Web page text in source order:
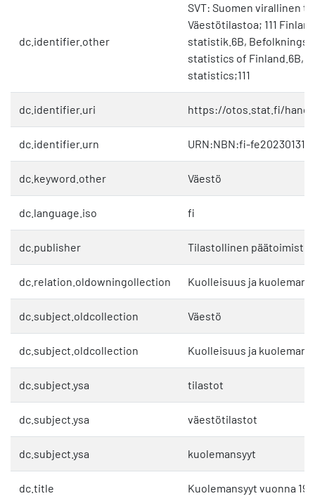
dc.identifier.other
SVT: Suomen virallinen
Väestötilastoa; 111
statistik.6B,
statistics of Finland.6B,
statistics;111
dc.identifier.uri https://otos.stat.fi/
dc.identifier.urn URN:NBN:fi-
dc.keyword.other Väestö
dc.language.iso fi
dc.publisher Tilastollinen päätoimisto
dc.relation.oldowningollection Kuolleisuus ja
dc.subject.oldcollection Väestö
dc.subject.oldcollection Kuolleisuus ja
dc.subject.ysa tilastot
dc.subject.ysa väestötilastot
dc.subject.ysa kuolemansyyt
dc.title Kuolemansyyt vuonna